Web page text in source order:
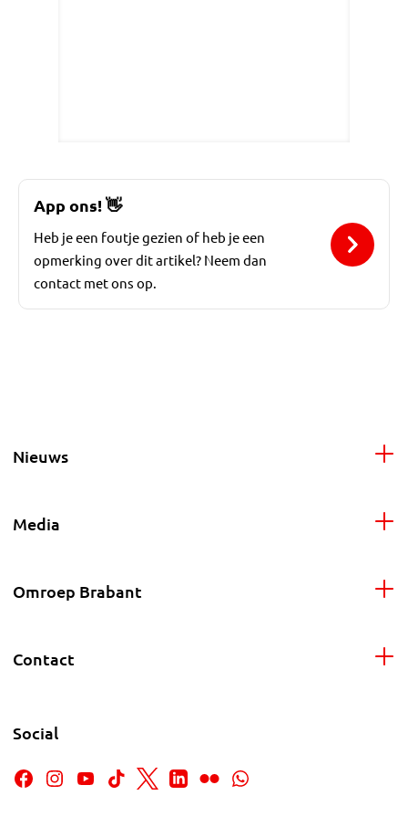
App ons!👋
Heb je een foutje gezien of heb je een
opmerking over dit artikel? Neem dan
contact met ons op.
Nieuws
Media
Omroep Brabant
Contact
Social